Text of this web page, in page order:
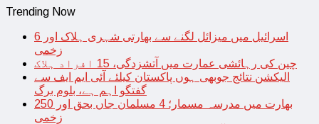
Trending Now
اسرائیل میں میزائل لگنے سے بھارتی شہری ہلاک اور 6
زخمی
چین کی رہائشی عمارت میں آتشزدگی، 15 افراد ہلاک
الیکشن نتائج جوبھی ہوں پاکستان کیلئے آئی ایم ایف سے
گفتگو اہم ہے، بلوم برگ
بھارت میں مدرسہ مسمار؛ 4 مسلمان جاں بحق اور 250
زخمی